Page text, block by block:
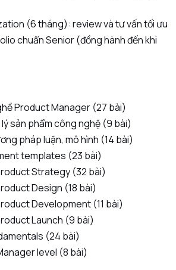
(6 tháng): review và tư vấn tối ưu
chuẩn Senior (đồng hành đến khi
Product Manager (27 bài)
sản phẩm công nghệ (9 bài)
pháp luận, mô hình (14 bài)
templates (23 bài)
Strategy (32 bài)
Design (18 bài)
Development (11 bài)
Launch (9 bài)
(24 bài)
level (8 bài)